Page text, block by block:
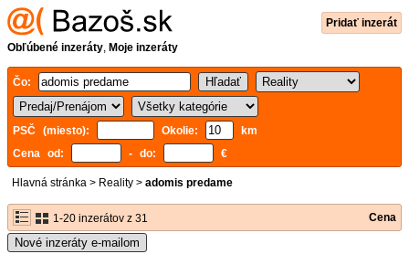
Pridať inzerát
Obľúbené inzeráty, Moje inzeráty
Čo:
PSČ (miesto): Okolie:
km
Cena od:
- do: €
Hlavná stránka > Reality > adomis predame
1-20 inzerátov z 31 Cena
Nové inzeráty e-mailom